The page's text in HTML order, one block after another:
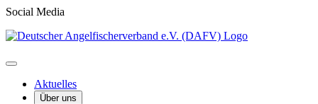
Social Media
Aktuelles
Über uns